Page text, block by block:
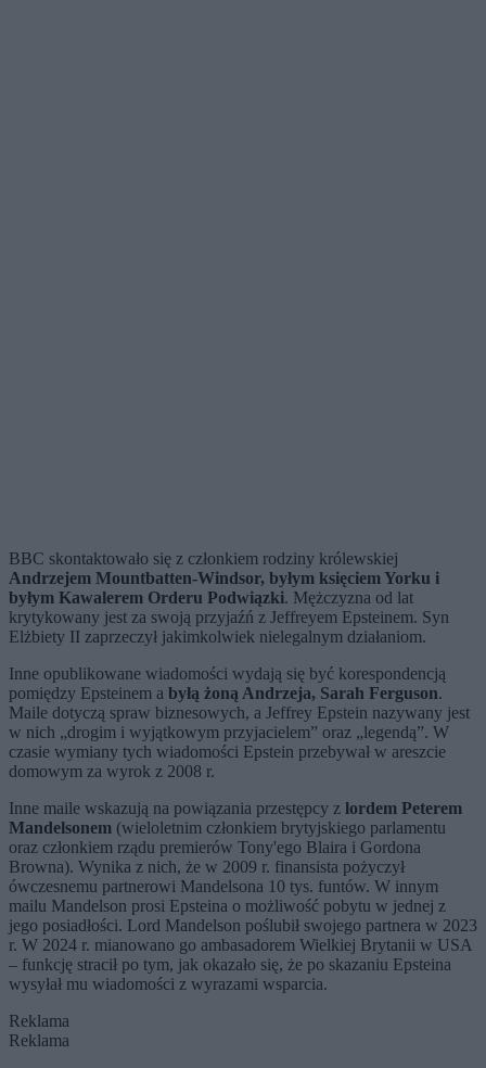
BBC skontaktowało się z członkiem rodziny królewskiej
Andrzejem Mountbatten-Windsor, byłym księciem Yorku i
byłym Kawalerem Orderu Podwiązki. Mężczyzna od lat
krytykowany jest za swoją przyjaźń z Jeffreyem Epsteinem. Syn
Elżbiety II zaprzeczył jakimkolwiek nielegalnym działaniom.
Inne opublikowane wiadomości wydają się być korespondencją
pomiędzy Epsteinem a byłą żoną Andrzeja, Sarah Ferguson.
Maile dotyczą spraw biznesowych, a Jeffrey Epstein nazywany jest
w nich „drogim i wyjątkowym przyjacielem” oraz „legendą”. W
czasie wymiany tych wiadomości Epstein przebywał w areszcie
domowym za wyrok z 2008 r.
Inne maile wskazują na powiązania przestępcy z lordem Peterem
Mandelsonem (wieloletnim członkiem brytyjskiego parlamentu
oraz członkiem rządu premierów Tony'ego Blaira i Gordona
Browna). Wynika z nich, że w 2009 r. finansista pożyczył
ówczesnemu partnerowi Mandelsona 10 tys. funtów. W innym
mailu Mandelson prosi Epsteina o możliwość pobytu w jednej z
jego posiadłości. Lord Mandelson poślubił swojego partnera w 2023
r. W 2024 r. mianowano go ambasadorem Wielkiej Brytanii w USA
– funkcję stracił po tym, jak okazało się, że po skazaniu Epsteina
wysyłał mu wiadomości z wyrazami wsparcia.
Reklama
Reklama